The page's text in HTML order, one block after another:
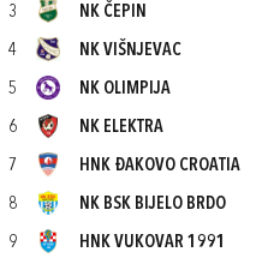
3 NK ČEPIN
4 NK VIŠNJEVAC
5 NK OLIMPIJA
6 NK ELEKTRA
7 HNK ĐAKOVO CROATIA
8 NK BSK BIJELO BRDO
9 HNK VUKOVAR 1991